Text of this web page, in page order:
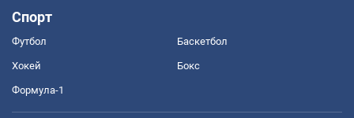
Спорт
Футбол Баскетбол
Хокей Бокс
Формула-1